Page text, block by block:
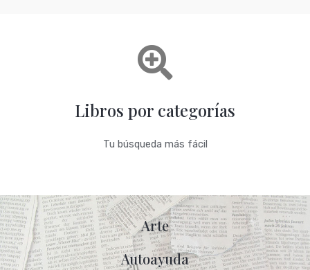
Libros por categorías
Tu búsqueda más fácil
Arte
Autoayuda